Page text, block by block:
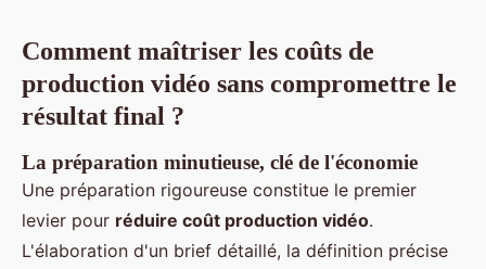
Comment maîtriser les coûts de
production vidéo sans compromettre le
résultat final ?
La préparation minutieuse, clé de l'économie
Une préparation rigoureuse constitue le premier
levier pour réduire coût production vidéo.
L'élaboration d'un brief détaillé, la définition précise